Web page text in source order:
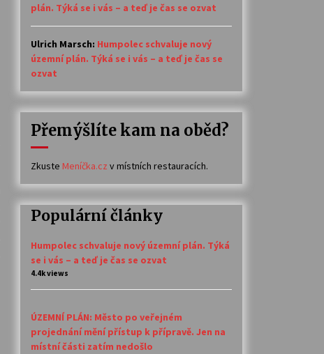
plán. Týká se i vás – a teď je čas se ozvat
Ulrich Marsch: Humpolec schvaluje nový
územní plán. Týká se i vás – a teď je čas se
ozvat
Přemýšlíte kam na oběd?
Zkuste Meníčka.cz v místních restauracích.
Populární články
Humpolec schvaluje nový územní plán. Týká
se i vás – a teď je čas se ozvat
4.4k views
ÚZEMNÍ PLÁN: Město po veřejném
projednání mění přístup k přípravě. Jen na
místní části zatím nedošlo